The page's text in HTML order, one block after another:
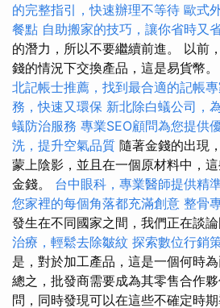
的完整指引，快速辦理不等待 歐式
餐點 自助搬家的技巧，讓你省時又
的潛力，所以不要繼續前進。 以前
錢的情況下交換產品，這是易貨幣。
北記帳士推薦，找到最合適的記帳
務，快速又環保 新北除白蟻公司，
蟻防治服務 專業SEO顧問為您提供
洗，提升空氣品質 隨著金錢的出現
蒙上陰影，並且在一個原材料中，
金錢。 台中眼科，專業醫師提供精
您家裡的每個角落都充滿創意 整骨
發生在不同國家之間，我們正在談論
治療，輕鬆去除皺紋 探索數位行銷
是，對於加工產品，這是一個何時為
總之，批發商需要成為其零售合作
問，同時發現可以在這些不確定時